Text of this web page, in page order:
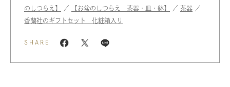
のしつらえ】
／ 【お盆のしつらえ 茶器・皿・鉢】 ／ 茶器 ／
香蘭社のギフトセット 化粧箱入り
SHARE